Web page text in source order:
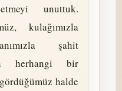
unuttuk.
kulağımızla
şahit
herhangi bir
halde